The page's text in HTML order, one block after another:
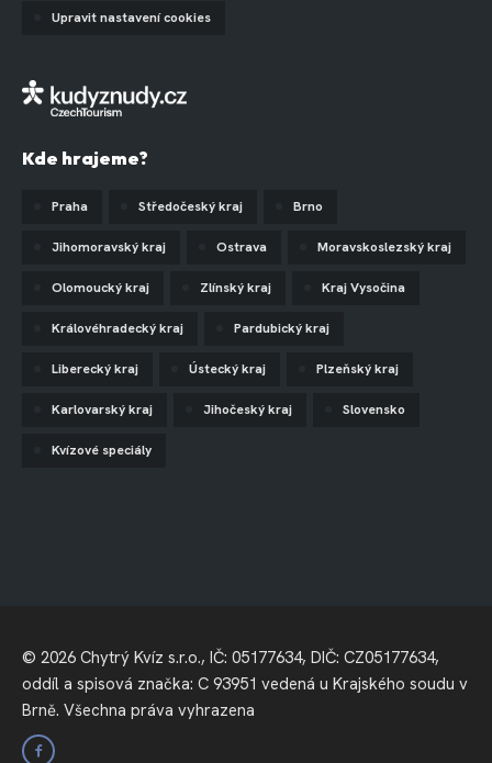
Upravit nastavení cookies
Kde hrajeme?
Praha Středočeský kraj Brno
Jihomoravský kraj Ostrava Moravskoslezský kraj
Olomoucký kraj Zlínský kraj Kraj Vysočina
Královéhradecký kraj Pardubický kraj
Liberecký kraj Ústecký kraj Plzeňský kraj
Karlovarský kraj Jihočeský kraj Slovensko
Kvízové speciály
© 2026 Chytrý Kvíz s.r.o., IČ: 05177634, DIČ: CZ05177634,
oddíl a spisová značka: C 93951 vedená u Krajského soudu v
Brně. Všechna práva vyhrazena